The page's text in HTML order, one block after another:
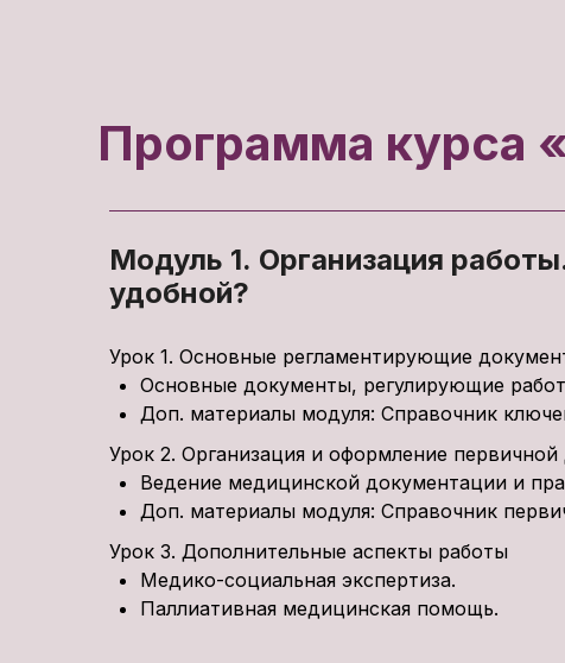
Программа курса
Модуль 1. Организация
удобной?
Урок 1. Основные регламентирующие
Основные документы, регулирующие
Доп. материалы модуля: Справочник
Урок 2. Организация и оформление
Ведение медицинской документации и
Доп. материалы модуля: Справочник
Урок 3. Дополнительные аспекты работы
Медико-социальная экспертиза.
Паллиативная медицинская помощь.